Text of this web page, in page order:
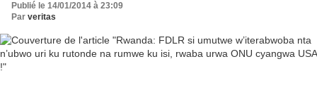
Publié le 14/01/2014 à 23:09
Par veritas